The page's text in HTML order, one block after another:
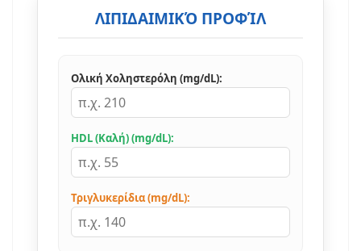
ΛΙΠΙΔΑΙΜΙΚΌ ΠΡΟΦΊΛ
Ολική Χοληστερόλη (mg/dL):
HDL (Καλή) (mg/dL):
Τριγλυκερίδια (mg/dL):